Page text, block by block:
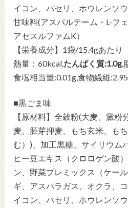
イコン、パセリ、ホウレンソ
甘味料(アスパルテーム・L-フ
アセスルファムK）
【栄養成分】1袋/15.4gあたり
熱量：60kcal,たんぱく質:1.0g,
食塩相当量:0.01g,食物繊維
■黒ごま味
【原材料】全穀粉(大麦、澱粉
麦、胚芽押麦、もち玄米、も
む）)、加工黒糖、サイリウム
ヒー豆エキス（クロロゲン酸
ン、野菜プレミックス（ケー
ギ、アスパラガス、オクラ、
イコン、パセリ、ホウレンソ